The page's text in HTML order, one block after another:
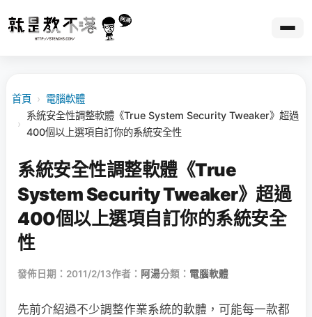
首頁 › 電腦軟體
›
系統安全性調整軟體《True System Security Tweaker》超過
400個以上選項自訂你的系統安全性
系統安全性調整軟體《True
System Security Tweaker》超過
400個以上選項自訂你的系統安全
性
發佈日期：2011/2/13作者： 阿湯分類： 電腦軟體
先前介紹過不少調整作業系統的軟體，可能每一款都